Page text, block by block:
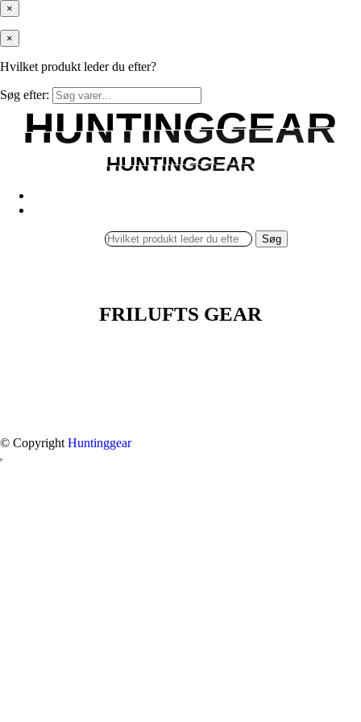
×
×
Hvilket produkt leder du efter?
Søg efter:
HUNTINGGEAR
HUNTINGGEAR
HUNTINGGEAR
HUNTINGGEAR
Søg
FRILUFTS GEAR
© Copyright Huntinggear